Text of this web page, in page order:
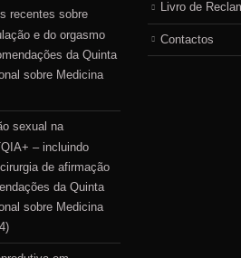
recentes sobre
e do orgasmo
da Quinta
sobre Medicina
sexual na
– incluindo
de afirmação
da Quinta
sobre Medicina
Livro de
Contactos